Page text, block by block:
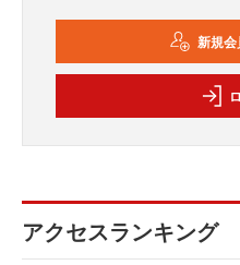
新規
アクセスランキング